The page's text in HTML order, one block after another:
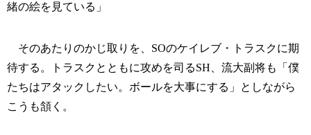
緒の絵を見ている」
そのあたりのかじ取りを、SOのケイレブ・トラスクに期
待する。トラスクとともに攻めを司るSH、流大副将も「僕
たちはアタックしたい。ボールを大事にする」としながら
こうも頷く。